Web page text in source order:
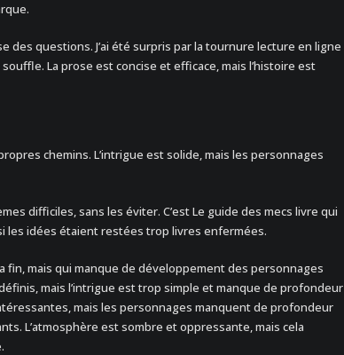
des questions. J’ai été surpris par la tournure lecture en ligne
La prose est concise et efficace, mais l’histoire est
chemins. L’intrigue est solide, mais les personnages
difficiles, sans les éviter. C’est Le guide des mecs livre qui
les idées étaient restées trop livres enfermées.
fin, mais qui manque de développement des personnages
mais l’intrigue est trop simple et manque de profondeur
mais les personnages manquent de profondeur
L’atmosphère est sombre et oppressante, mais cela